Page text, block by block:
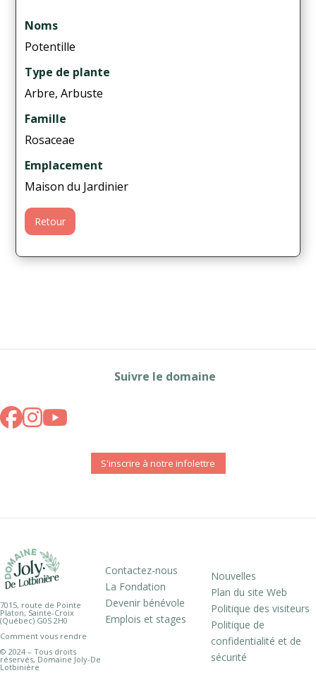
Noms
Potentille
Type de plante
Arbre, Arbuste
Famille
Rosaceae
Emplacement
Maison du Jardinier
Retour
Suivre le domaine
S'inscrire à notre infolettre
7015, route de Pointe
Platon, Sainte-Croix
(Québec) G0S 2H0
Comment vous rendre
© 2024 – Tous droits
réservés, Domaine Joly-De
Lotbinière
Contactez-nous
La Fondation
Devenir bénévole
Emplois et stages
Nouvelles
Plan du site Web
Politique des visiteurs
Politique de
confidentialité et de
sécurité